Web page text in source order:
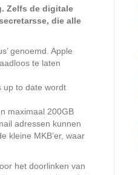
Zelfs de digitale
die alle
genoemd. Apple
te laten
up to date wordt
maximaal 200GB
adressen kunnen
kleine MKB’er, waar
het doorlinken van